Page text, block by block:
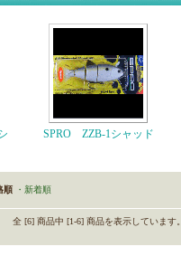
SPRO ZZB-1シャッド
順 ・新着順
全 [6] 商品中 [1-6] 商品を表示しています。